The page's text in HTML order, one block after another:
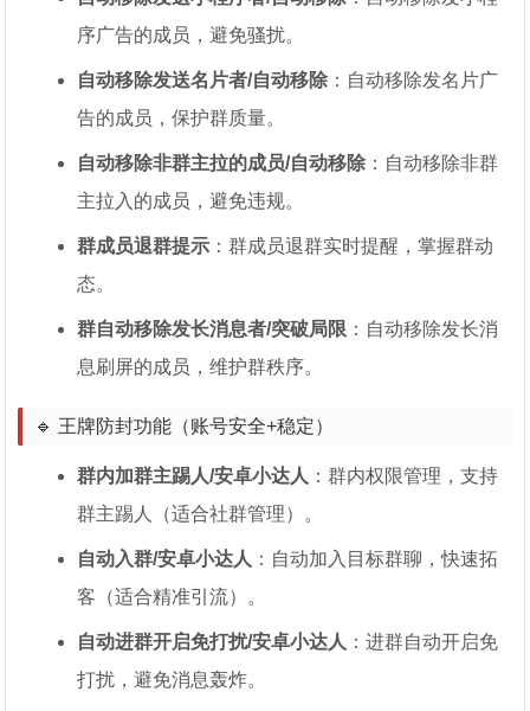
序广告的成员，避免骚扰。
自动移除发送名片者/自动移除 ：自动移除发名片广
告的成员，保护群质量。
自动移除非群主拉的成员/自动移除 ：自动移除非群
主拉入的成员，避免违规。
群成员退群提示 ：群成员退群实时提醒，掌握群动
态。
群自动移除发长消息者/突破局限 ：自动移除发长消
息刷屏的成员，维护群秩序。
🔹 王牌防封功能（账号安全+稳定）
群内加群主踢人/安卓小达人 ：群内权限管理，支持
群主踢人（适合社群管理）。
自动入群/安卓小达人 ：自动加入目标群聊，快速拓
客（适合精准引流）。
自动进群开启免打扰/安卓小达人 ：进群自动开启免
打扰，避免消息轰炸。